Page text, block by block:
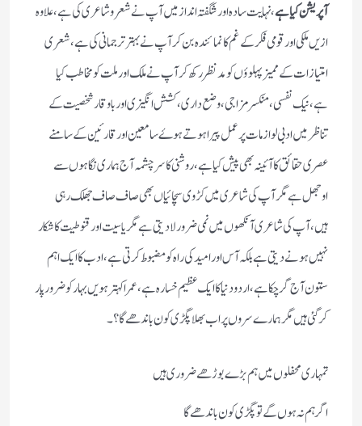
آپریشن کیا ہے،نہایت سادہ اور شگفتہ انداز میں آپ نے شعروشاعری کی ہے، علاوہ
ازیں ملکی اور قومی فکرکے غم کا نمائندہ بن کر آپ نے بہتر ترجمانی کی ہے،شعری
امتیازات کے ممیز پہلوؤں کو مد نظررکھ کر آپ نے ملک اور ملت کو مخاطب کیا
ہے،نیک نفسی،منکسر مزاجی،وضع داری،کشش انگیزی اور باوقار شخصیت کے
تناظر میں ادبی لوازمات پر عمل پیرا ہوتےہو ۓ سامعین اور قارئین کے سامنے
عصری حقائق کا آئینہ بھی پیش کیا ہے،روشنی کا سرچشمہ آج ہماری نگاہوں سے
اوجھل ہے مگر آپ کی شاعری میں کڑوی سچائیاں بھی صاف صاف جھلک رہی
ہیں،آپ کی شاعری آنکھوں میں نمی ضرور لا دیتی ہے مگر یاسیت اور قنوطیت کا شکار
نہیں ہونے دیتی ہےبلکہ آس اور امید کی راہ کو مضبوط کرتی ہے،ادب کا ایک اہم
ستون آج گرچکاہے،اردو دنیا کا ایک عظیم خسارہ ہے،عمر اکہترہویں بہار کو ضرور پار
کر گئی ہیں مگر ہمارے سروں پر اب بھلا پگڑی کون باندھے گا؟ ۔
تمہاری محفلوں میں ہم بڑے بوڑھے ضروری ہیں
اگر ہم نہ ہوں گے تو پگڑی کون باندھے گا